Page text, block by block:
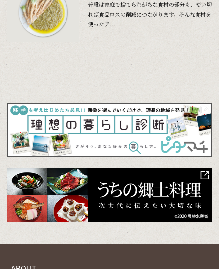
普段は家庭で捨てられがちな食材の部分も、使い切
れば食品ロスの削減につながります。そんな食材を
使ったア...